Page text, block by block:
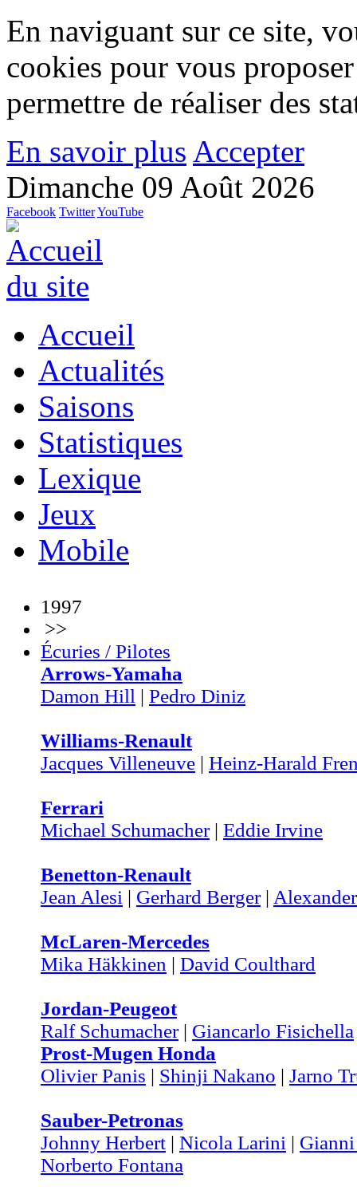
En naviguant sur ce site,
cookies pour vous
permettre de réaliser des
En savoir plus Accepter
Dimanche 09 Août 2026
Facebook TwitterYouTube
Accueil
Actualités
Saisons
Statistiques
Lexique
Jeux
Mobile
1997
>>
Écuries / Pilotes
Arrows-Yamaha
Damon Hill | Pedro Diniz
Williams-Renault
Jacques Villeneuve | Heinz-Harald
Ferrari
Michael Schumacher| Eddie Irvine
Benetton-Renault
Jean Alesi | Gerhard Berger|
McLaren-Mercedes
Mika Häkkinen | David Coulthard
Jordan-Peugeot
Ralf Schumacher| Giancarlo Fisichella
Prost-Mugen Honda
Olivier Panis | Shinji Nakano | Jarno
Sauber-Petronas
Johnny Herbert | Nicola Larini |
Norberto Fontana